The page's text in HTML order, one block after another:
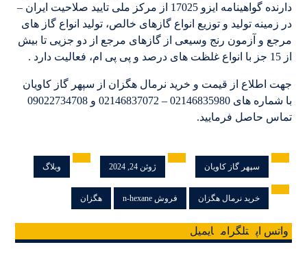
دارنده گواهینامه ایزو 17025 از مرکز ملی تایید صلاحیت ایران –
در زمینه تولید و توزیع انواع گازهای خالص، تولید انواع گاز های
مرجع و آزمون رنج وسیعی از گازهای مرجع از دو جزیی تا بیش
از 15 جز با انواع غلظت های درصد و پی پی ام، فعالیت دارد .
جهت اطلاع از قیمت و خرید نرمال هگزان از سپهر گاز کاویان
با شماره های 02146835980 – 02146837072 و 09022734708
تماس حاصل فرمایید.
سپهر گاز کاویان ژوئن 24, 2024 وبلاگ
خرید نرمال هگزان فروش n-hexane هگزان
واتس اپ تلگرام ایمیل